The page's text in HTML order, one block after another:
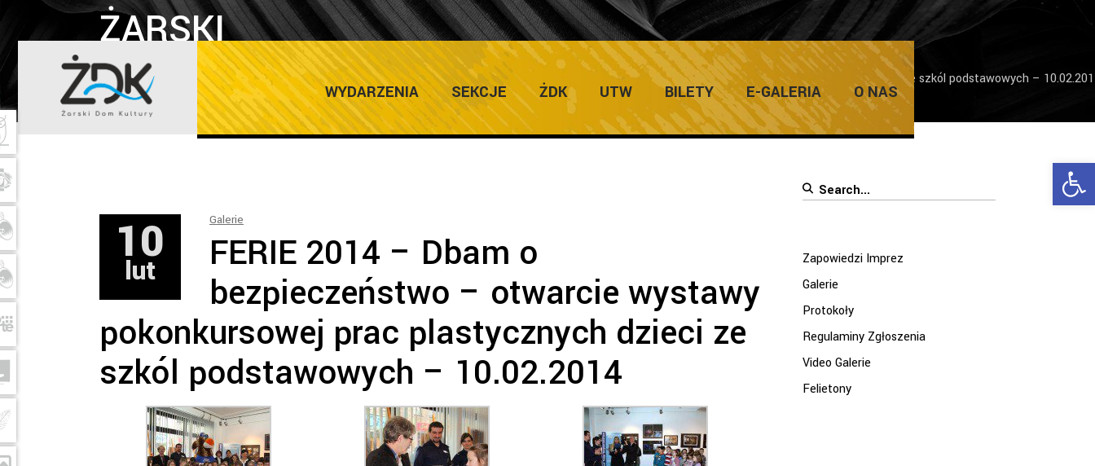
WYDARZENIA SEKCJE ŻDK UTW BILETY E-GALERIA O NAS
ŻARSKI
DOM
KULTURY
Home/Galerie /FERIE 2014 – Dbam o bezpieczeństwo – otwarcie wystawy pokonkursowej prac plastycznych dzieci ze szkól podstawowych –
10
lut
Galerie
FERIE 2014 – Dbam o
bezpieczeństwo – otwarcie wystawy
pokonkursowej prac plastycznych dzieci ze
szkól podstawowych – 10.02.2014
Search
Zapowiedzi Imprez
Galerie
Protokoły
Regulaminy Zgłoszenia
Video Galerie
Felietony